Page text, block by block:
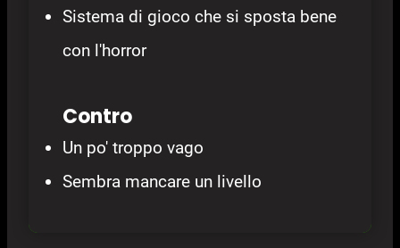
Sistema di gioco che si sposta bene
con l'horror
Contro
Un po' troppo vago
Sembra mancare un livello